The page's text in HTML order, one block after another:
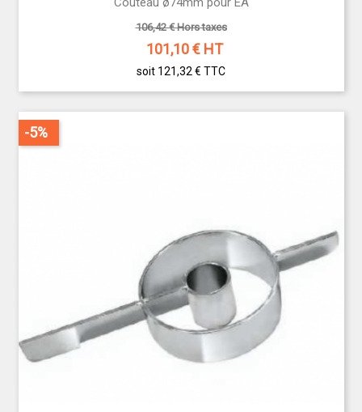
106,42 € Hors taxes
101,10€ HT
soit 121,32 € TTC
-5%